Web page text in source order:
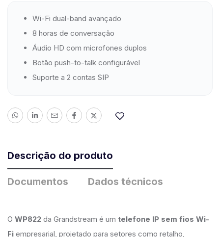
Wi-Fi dual-band avançado
8 horas de conversação
Áudio HD com microfones duplos
Botão push-to-talk configurável
Suporte a 2 contas SIP
Descrição do produto
Documentos Dados técnicos
O WP822 da Grandstream é um telefone IP sem fios Wi-
Fi empresarial, projetado para setores como retalho,